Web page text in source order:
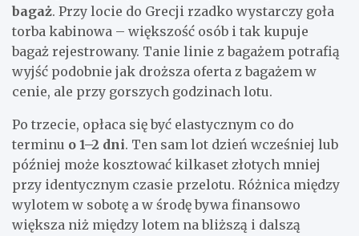
bagaż. Przy locie do Grecji rzadko wystarczy goła
torba kabinowa – większość osób i tak kupuje
bagaż rejestrowany. Tanie linie z bagażem potrafią
wyjść podobnie jak droższa oferta z bagażem w
cenie, ale przy gorszych godzinach lotu.
Po trzecie, opłaca się być elastycznym co do
terminu o 1–2 dni. Ten sam lot dzień wcześniej lub
później może kosztować kilkaset złotych mniej
przy identycznym czasie przelotu. Różnica między
wylotem w sobotę a w środę bywa finansowo
większa niż między lotem na bliższą i dalszą